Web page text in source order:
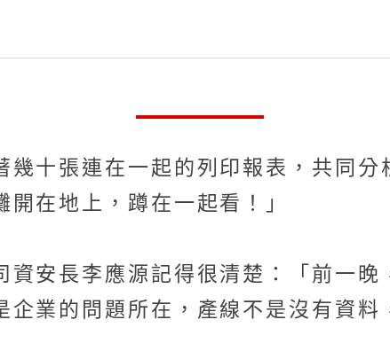
幾十張連在一起的列印報表，共同
在地上，蹲在一起看！」
安長李應源記得很清楚：「前一晚
業的問題所在，產線不是沒有資料